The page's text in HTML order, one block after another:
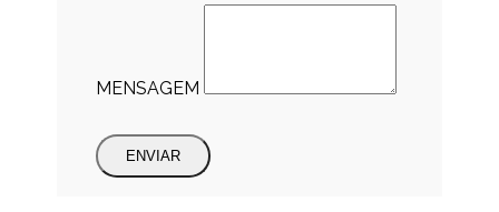
MENSAGEM
ENVIAR